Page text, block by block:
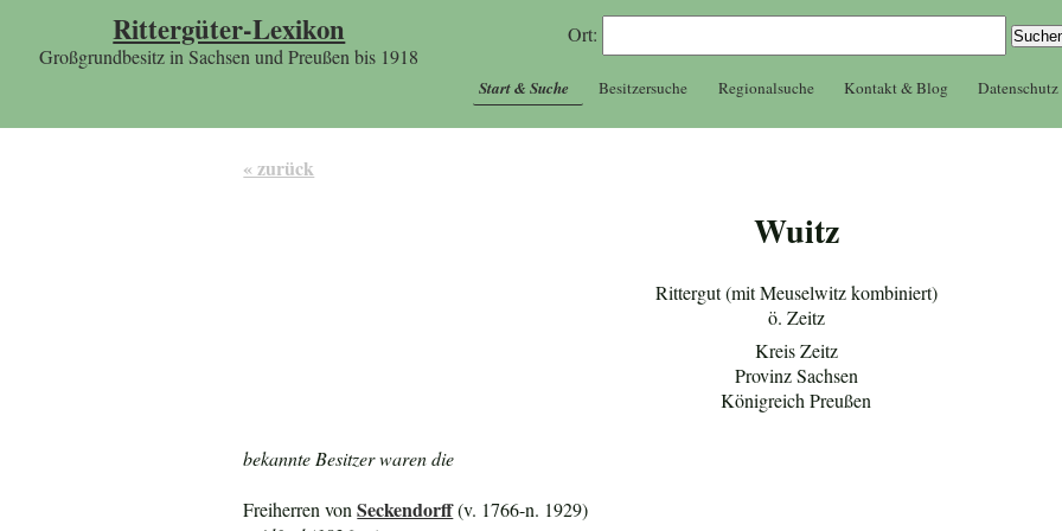
Rittergüter-Lexikon
Großgrundbesitz in Sachsen und Preußen bis 1918
Ort:
Start & Suche Besitzersuche Regionalsuche Kontakt & Blog Datenschutz
« zurück
Wuitz
Rittergut (mit Meuselwitz kombiniert)
ö. Zeitz
Kreis Zeitz
Provinz Sachsen
Königreich Preußen
bekannte Besitzer waren die
Freiherren vonSeckendorff(v. 1766-n. 1929)